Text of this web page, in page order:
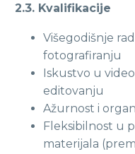
2.3. Kvalifikacije
Višegodišnje
fotografiranju
Iskustvo u
editovanju
Ažurnost i
Fleksibilnost u
materijala